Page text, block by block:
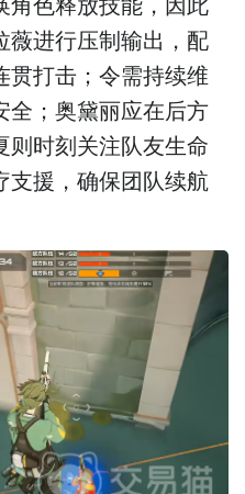
薇进行压制输出，配
贯打击；令需持续维
全；奥黛丽应在后方
则时刻关注队友生命
支援，确保团队续航